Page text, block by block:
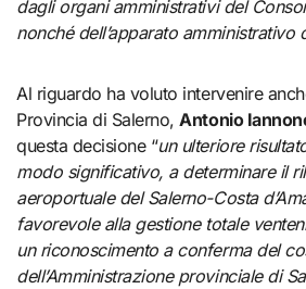
dagli organi amministrativi del
nonché dell’apparato amministrativo
Al riguardo ha voluto intervenire
Provincia di Salerno,Antonio
questa decisione “un ulteriore
modo significativo, a determinare il
aeroportuale del Salerno-Costa
favorevole alla gestione totale
un riconoscimento a conferma del
dell’Amministrazione provinciale di